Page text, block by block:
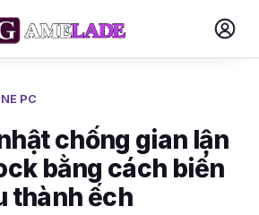
PC
chống gian lận
bằng cách biến
thành ếch